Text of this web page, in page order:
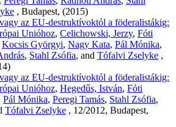
, Budapest, (2015)
az EU-destruktívoktól a föderalistákig:
Unióhoz, Celichowski, Jerzy, Fóti
Kocsis Györgyi, Nagy Kata, Pál Mónika,
, Stahl Zsófia, and Tófalvi Zselyke ,
az EU-destruktívoktól a föderalistákig:
Unióhoz, Hegedűs, István, Fóti
Pál Mónika, Peregi Tamás, Stahl Zsófia,
Tófalvi Zselyke , 12/2012, Budapest,